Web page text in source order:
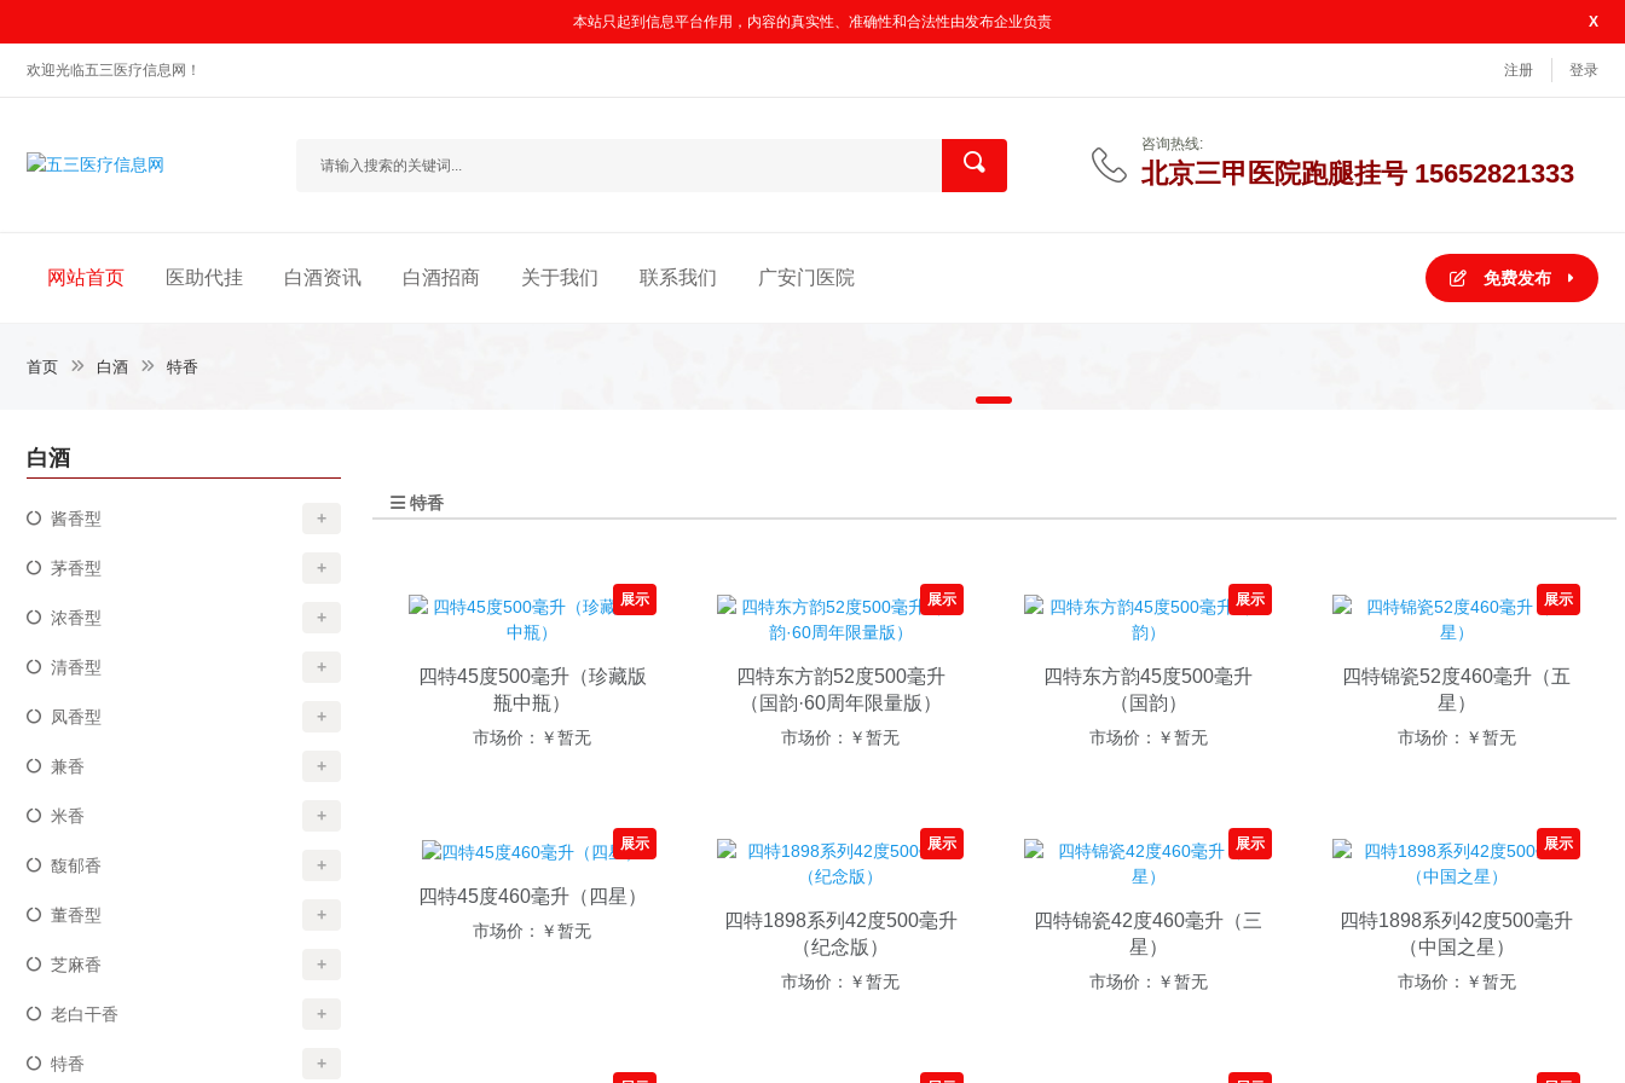
本站只起到信息平台作用，内容的真实性、准确性和合法性由发布企业负责 X
欢迎光临五三医疗信息网！ 注册 登录
咨询热线:
北京三甲医院跑腿挂号 15652821333
网站首页 医助代挂 白酒资讯 白酒招商 关于我们 联系我们 广安门医院
PHP
建
术
社
区
北
京
类
上
海
类
信
息
免费发布
首页 白酒 特香
白酒
酱香型 +
茅香型 +
浓香型 +
清香型 +
凤香型 +
兼香 +
米香 +
馥郁香 +
董香型 +
芝麻香 +
老白干香 +
特香 +
特香
展示
四特45度500毫升（珍藏版
瓶中瓶）
市场价： ￥暂无
展示
四特东方韵52度500毫升
（国韵·60周年限量版）
市场价： ￥暂无
展示
四特东方韵45度500毫升
（国韵）
市场价： ￥暂无
展示
四特锦瓷52度460毫升（五
星）
市场价： ￥暂无
展示
四特45度460毫升（四星）
市场价： ￥暂无
展示
四特1898系列42度500毫升
（纪念版）
市场价： ￥暂无
展示
四特锦瓷42度460毫升（三
星）
市场价： ￥暂无
展示
四特1898系列42度500毫升
（中国之星）
市场价： ￥暂无